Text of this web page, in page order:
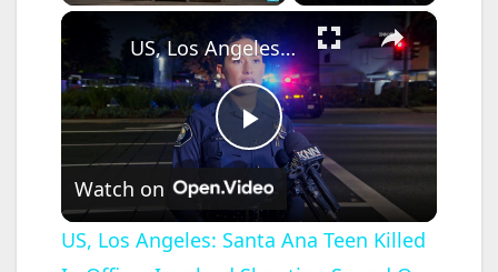
×
P
l
US, Los Angeles: Santa Ana Teen Killed In Officer Involved Shooting Sound On Tape Part 1.
Watch on
US, Los Angeles: Santa Ana Teen Killed